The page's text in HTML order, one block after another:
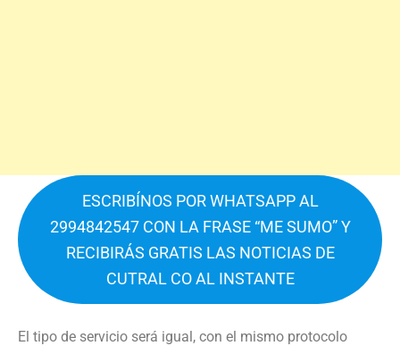
ESCRIBÍNOS POR WHATSAPP AL
2994842547 CON LA FRASE “ME SUMO” Y
RECIBIRÁS GRATIS LAS NOTICIAS DE
CUTRAL CO AL INSTANTE
El tipo de servicio será igual, con el mismo protocolo